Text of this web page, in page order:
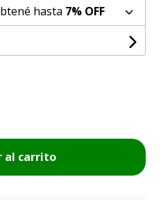
hasta 7% OFF
al carrito